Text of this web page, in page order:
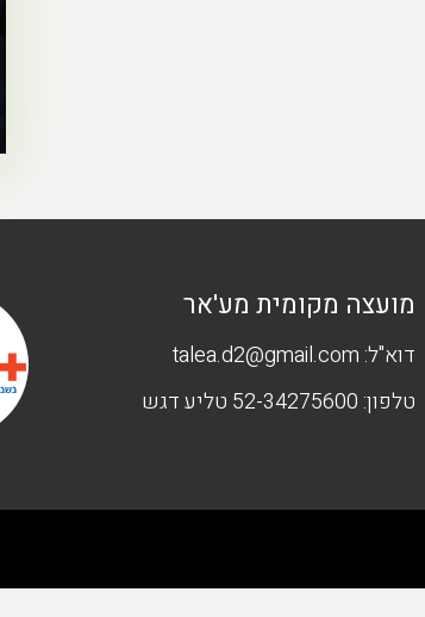
מועצה מקומית מע'אר
דוא"ל: talea.d2@gmail.com
טלפון: 52-34275600 טליע דגש